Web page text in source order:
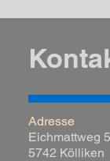
Adresse
Eichmattweg
5742 Kölliken